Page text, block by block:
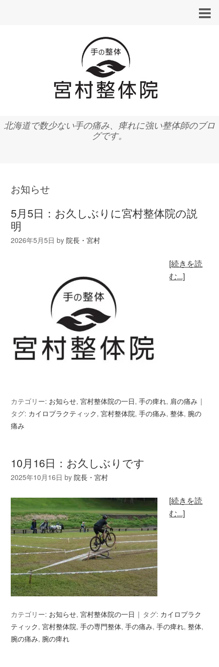
北海道で数少ない手の痛み、痺れに強い整体師のブロ
グです。
お知らせ
5月5日：お久しぶりに宮村整体院の説
明
2026年5月5日 by院長・宮村
[続きを読
む...]
カテゴリー: お知らせ,宮村整体院の一日,手の痺れ, 肩の痛み
タグ: カイロプラクティック,宮村整体院,手の痛み,整体, 腕の
痛み
10月16日：お久しぶりです
2025年10月16日 by院長・宮村
[続きを読
む...]
カテゴリー: お知らせ,宮村整体院の一日 タグ: カイロプラク
ティック,宮村整体院,手の専門整体,手の痛み,手の痺れ,整体,
腕の痛み, 腕の痺れ